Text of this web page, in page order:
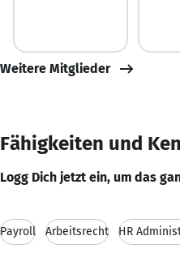
Weitere Mitglieder
Fähigkeiten und
Logg Dich jetzt ein, um das
Payroll Arbeitsrecht HR